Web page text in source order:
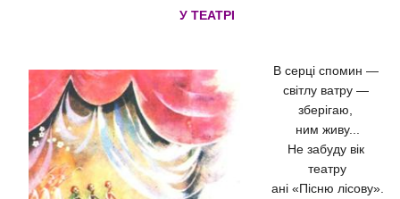
У ТЕАТРІ
В серці спомин —
світлу ватру —
зберігаю,
ним живу...
Не забуду вік
театру
ані «Пісню лісову».